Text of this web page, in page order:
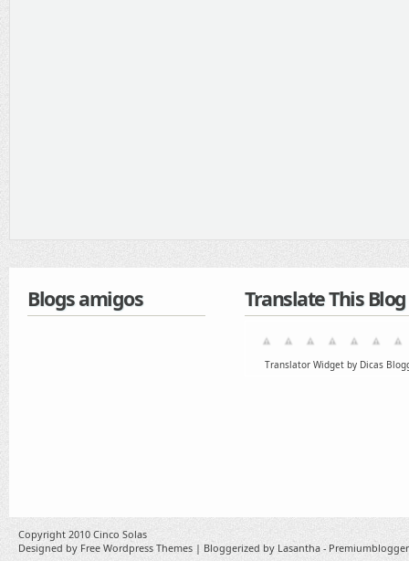
Blogs amigos Translate This Blog
Translator Widget by Dicas
Copyright 2010 Cinco Solas
Designed by Free Wordpress Themes | Bloggerized by Lasantha -